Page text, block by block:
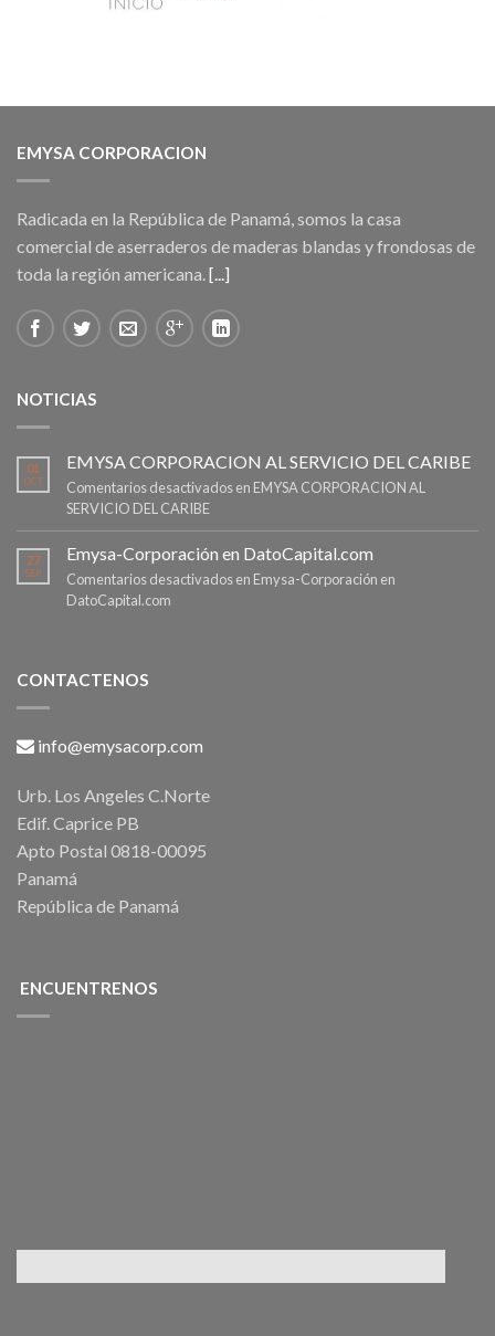
EMYSA CORPORACION
Radicada en la República de Panamá, somos la casa
comercial de aserraderos de maderas blandas y frondosas de
toda la región americana.[...]
NOTICIAS
01
OCT
EMYSA CORPORACION AL SERVICIO DEL CARIBE
Comentarios desactivadosen EMYSA CORPORACION AL
SERVICIO DEL CARIBE
27
SEP
Emysa-Corporación en DatoCapital.com
Comentarios desactivadosen Emysa-Corporación en
DatoCapital.com
CONTACTENOS
info@emysacorp.com
Urb. Los Angeles C.Norte
Edif. Caprice PB
Apto Postal 0818-00095
Panamá
República de Panamá
ENCUENTRENOS